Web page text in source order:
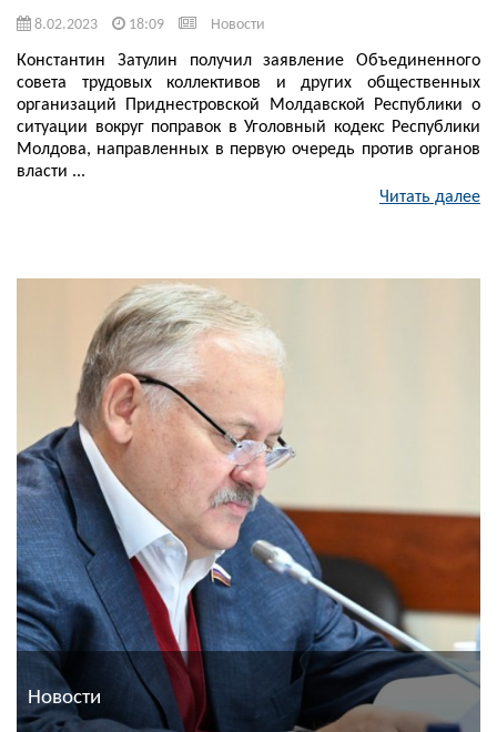
8.02.2023 18:09 Новости
Константин Затулин получил заявление Объединенного
совета трудовых коллективов и других общественных
организаций Приднестровской Молдавской Республики о
ситуации вокруг поправок в Уголовный кодекс Республики
Молдова, направленных в первую очередь против органов
власти ...
Читать далее
Новости